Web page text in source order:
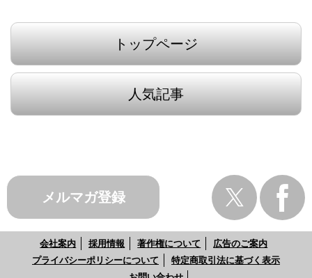
トップページ
人気記事
メルマガ登録
会社案内 採用情報 著作権について
広告のご案内
プライバシーポリシーについて
特定商取引法に基づく表示